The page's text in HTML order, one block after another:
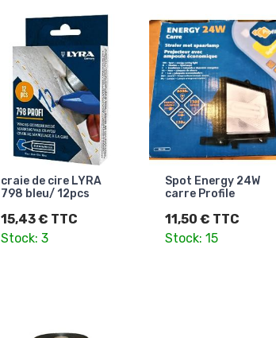
craie de cire LYRA
798 bleu/ 12pcs
15,43 € TTC
Stock: 3
Spot Energy 24W
carre Profile
11,50 € TTC
Stock: 15